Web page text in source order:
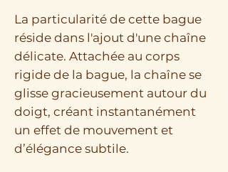
La particularité de cette bague
réside dans l'ajout d'une chaîne
délicate. Attachée au corps
rigide de la bague, la chaîne se
glisse gracieusement autour du
doigt, créant instantanément
un effet de mouvement et
d’élégance subtile.